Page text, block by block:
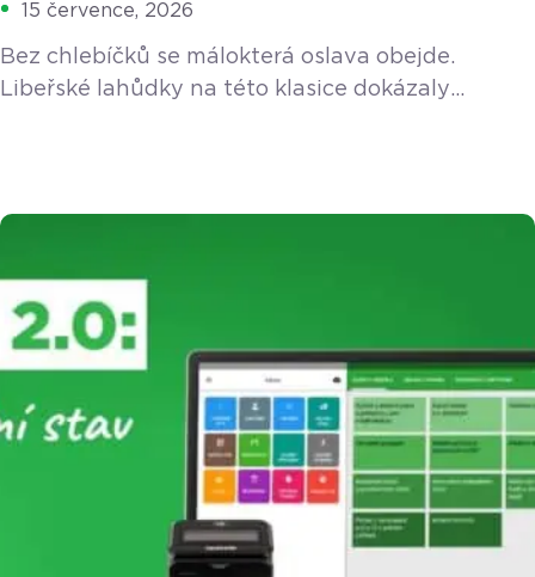
15 července, 2026
Bez chlebíčků se málokterá oslava obejde.
Libeřské lahůdky na této klasice dokázaly
nesklouzl do anonymity velkého korporátu?
Vala, pro kterého vše stojí na čtyřech základních
pilířích – […]